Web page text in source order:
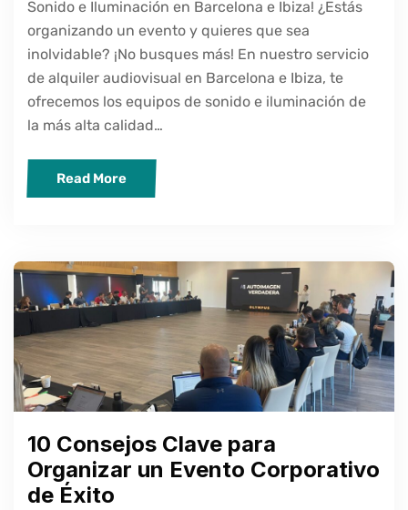
Sonido e Iluminación en Barcelona e Ibiza! ¿Estás
organizando un evento y quieres que sea
inolvidable? ¡No busques más! En nuestro servicio
de alquiler audiovisual en Barcelona e Ibiza, te
ofrecemos los equipos de sonido e iluminación de
la más alta calidad…
Read More
10 Consejos Clave para
Organizar un Evento Corporativo
de Éxito